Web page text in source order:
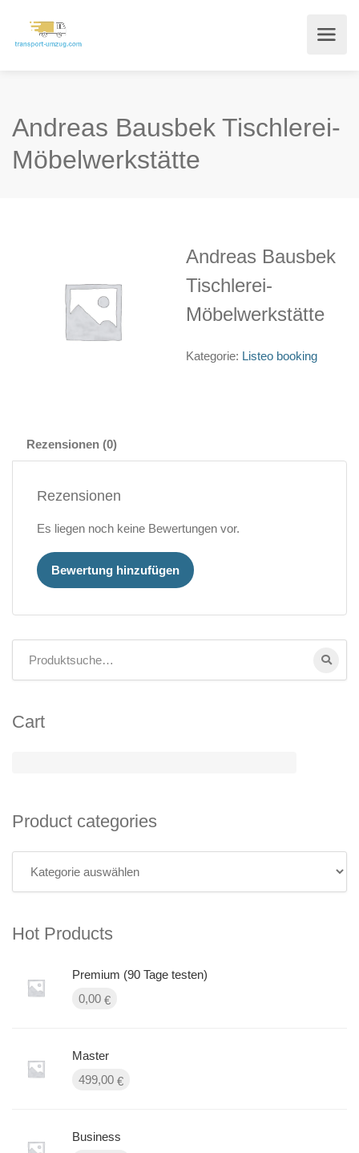
Andreas Bausbek Tischlerei-
Möbelwerkstätte
Andreas Bausbek
Tischlerei-
Möbelwerkstätte
Kategorie: Listeo booking
Rezensionen (0)
Rezensionen
Es liegen noch keine Bewertungen vor.
Bewertung hinzufügen
Cart
Product categories
Hot Products
Premium (90 Tage testen)
0,00 €
Master
499,00 €
Business